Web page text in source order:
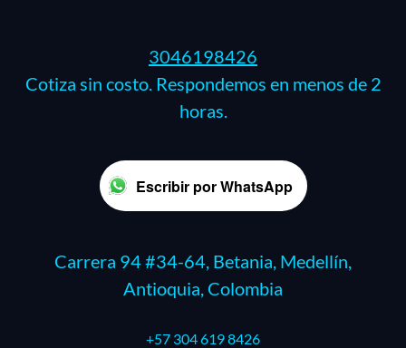
3046198426
Cotiza sin costo. Respondemos en menos de 2
horas.
Escribir por WhatsApp
Carrera 94 #34-64, Betania, Medellín,
Antioquia, Colombia
+57 304 619 8426